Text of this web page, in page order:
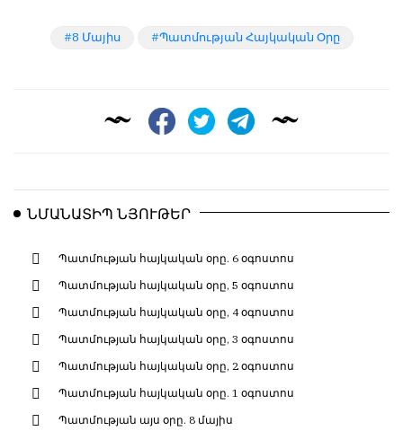
8 Մայիս Պատմության Հայկական Օրը
ՆՄԱՆԱՏԻՊ ՆՅՈՒԹԵՐ
Պատմության հայկական օրը. 6 օգոստոս
Պատմության հայկական օրը, 5 օգոստոս
Պատմության հայկական օրը, 4 օգոստոս
Պատմության հայկական օրը, 3 օգոստոս
Պատմության հայկական օրը, 2 օգոստոս
Պատմության հայկական օրը. 1 օգոստոս
Պատմության այս օրը. 8 մայիս